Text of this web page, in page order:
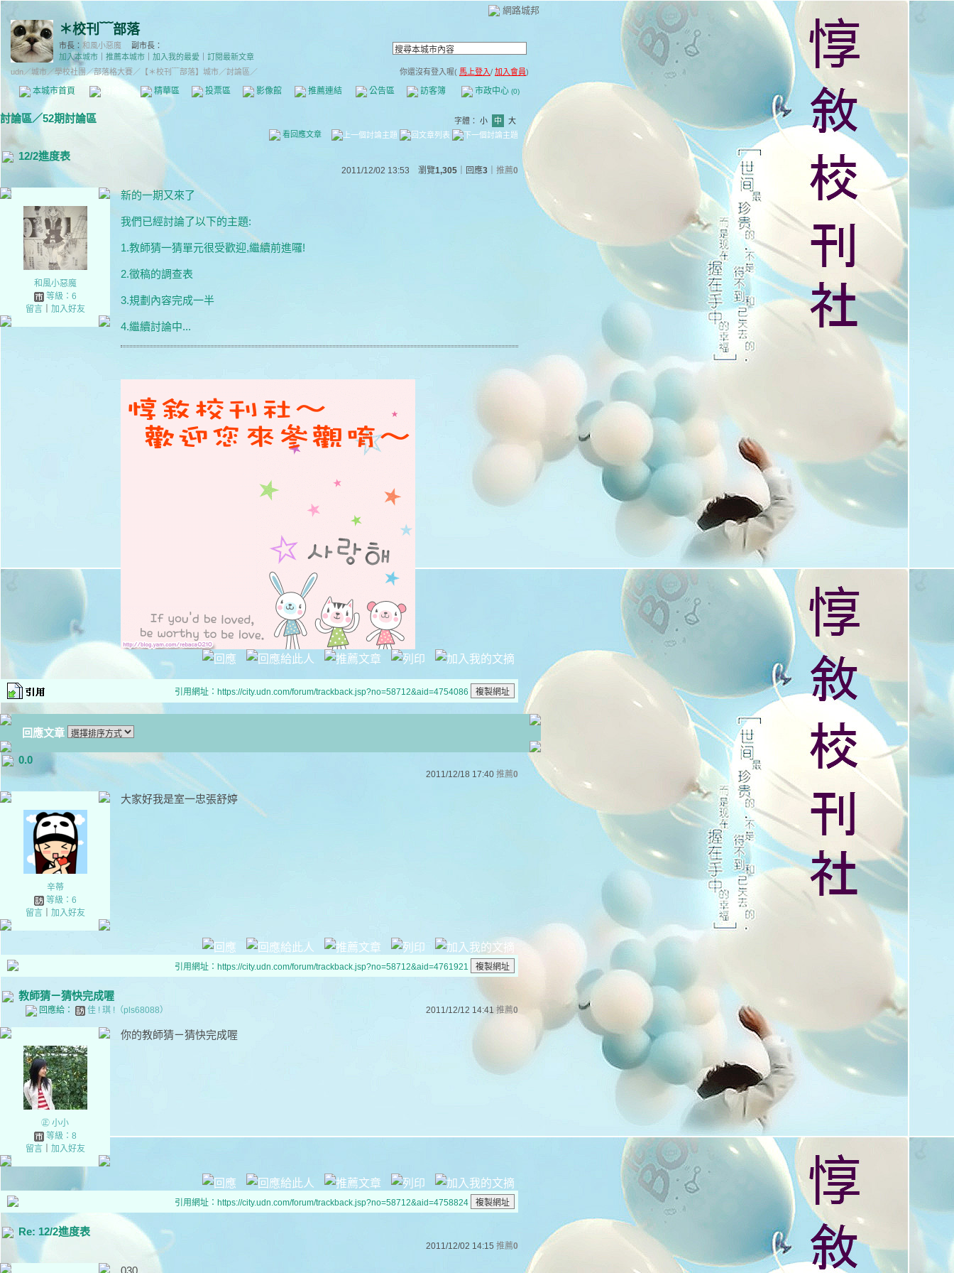
網路城邦
＊校刊﹋部落
市長： 和風小惡魔
副市長：
加入本城市
推薦本城市 加入我的最愛
訂閱最新文章
udn／城市／學校社團／部落格大賽／ 【＊校刊﹋部落】城市／討論區／ 你還沒有登入喔( 馬上登入/ 加入會員)
本城市首頁 精華區 投票區 影像館 推薦連結 公告區 訪客簿 市政中心 (0)
討論區／52期討論區 字體： 小 中
大
看回應文章
12/2進度表
2011/12/02 13:53 瀏覽1,305 ｜回應3 推薦0
和風小惡魔
等級：6
留言｜ 加入好友
新的一期又來了
我們已經討論了以下的主題:
1.教師猜一猜單元很受歡迎,繼續前進囉!
2.徵稿的調查表
3.規劃內容完成一半
4.繼續討論中...
引用網址：https://city.udn.com/forum/trackback.jsp?no=58712&aid=4754086
回應文章
0.0
2011/12/18 17:40 推薦0
辛蒂
等級：6
留言｜ 加入好友
大家好我是室一忠張舒婷
引用網址：https://city.udn.com/forum/trackback.jsp?no=58712&aid=4761921
教師猜ㄧ猜快完成喔
回應給： 佳 ! 琪 !（pls68088） 2011/12/12 14:41 推薦0
㊣ 小小
等級：8
留言｜ 加入好友
你的教師猜ㄧ猜快完成喔
引用網址：https://city.udn.com/forum/trackback.jsp?no=58712&aid=4758824
Re: 12/2進度表
2011/12/02 14:15 推薦0
030